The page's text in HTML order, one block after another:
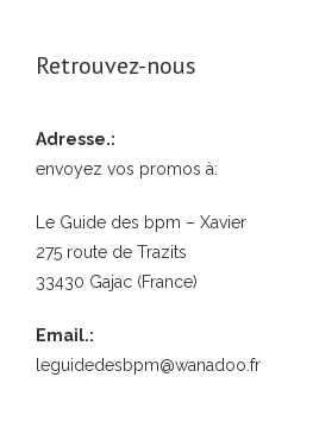
Retrouvez-nous
Adresse.:
envoyez vos promos à:
Le Guide des bpm – Xavier
275 route de Trazits
33430 Gajac (France)
Email.:
leguidedesbpm@wanadoo.fr